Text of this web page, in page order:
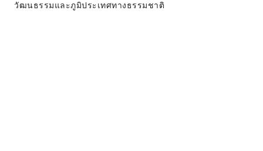
วัฒนธรรมและภูมิประเทศทางธรรมชาติ